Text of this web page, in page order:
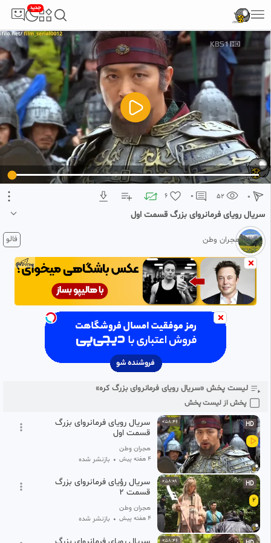
جدید
5
تبلیغ 1 از 2
6 0 52 0
سریال رویای فرمانروای بزرگ قسمت اول
سریال رویای فرمانروای بزرگ قسمت اول
دوبله فارسی محصول کشور کره جنوبی
هجران وطن فالو
لیست پخش «سریال رویای فرمانروای بزرگ کره»
پخش از لیست پخش
0:58:46 HD
سریال رویای فرمانروای بزرگ
قسمت اول
هجران وطن
۴ هفته پیش • بازنشر شده
2
0:58:08 HD
سریال رؤیای فرمانروای بزرگ
قسمت ۲
هجران وطن
۴ هفته پیش • بازنشر شده
0:58:46